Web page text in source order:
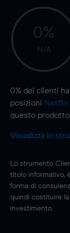
0%
N/A
0% dei clienti
posizioni Netflix
questo prodotto
Visualizza lo
Lo strumento
titolo informativo,
forma di
quindi costituire
investimento.